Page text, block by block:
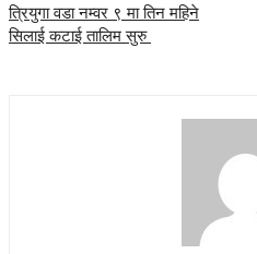
त्रियुगा वडा नम्वर ९ मा तिन महिने
सिलाई कटाई तालिम सुरु